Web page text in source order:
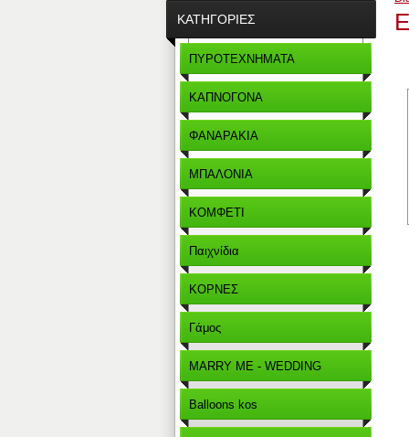
ΚΑΤΗΓΟΡΊΕΣ
ΠΥΡΟΤΕΧΝΗΜΑΤΑ
ΚΑΠΝΟΓΟΝΑ
ΦΑΝΑΡΑΚΙΑ
ΜΠΑΛΟΝΙΑ
ΚΟΜΦΕΤΙ
Παιχνίδια
ΚΟΡΝΕΣ
Γάμος
MARRY ME - WEDDING
Balloons kos